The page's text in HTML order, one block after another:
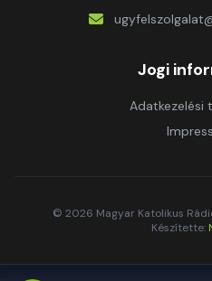
Jogi
Adatkezelési
© 2026 Magyar Katolikus
Készítette: